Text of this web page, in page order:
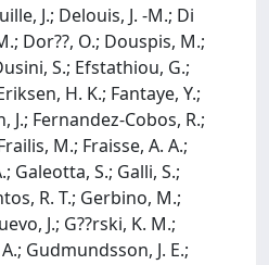
J.; Delouis, J. -M.; Di
Dor??, O.; Douspis, M.;
S.; Efstathiou, G.;
H. K.; Fantaye, Y.;
J.; Fernandez-Cobos, R.;
M.; Fraisse, A. A.;
Galeotta, S.; Galli, S.;
R. T.; Gerbino, M.;
J.; G??rski, K. M.;
Gudmundsson, J. E.;